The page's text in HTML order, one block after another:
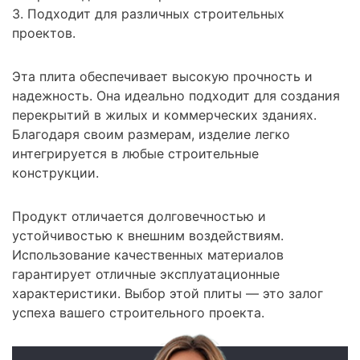
3. Подходит для различных строительных
проектов.
Эта плита обеспечивает высокую прочность и
надежность. Она идеально подходит для создания
перекрытий в жилых и коммерческих зданиях.
Благодаря своим размерам, изделие легко
интегрируется в любые строительные
конструкции.
Продукт отличается долговечностью и
устойчивостью к внешним воздействиям.
Использование качественных материалов
гарантирует отличные эксплуатационные
характеристики. Выбор этой плиты — это залог
успеха вашего строительного проекта.